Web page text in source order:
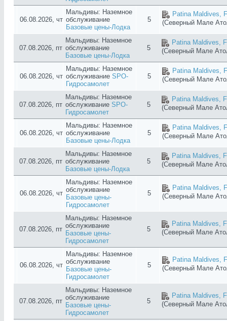
06.08.2026, чт
Мальдивы: Наземное
обслуживание
Базовые цены-Лодка
5
Patina Maldives,
(Северный Мале
07.08.2026, пт
Мальдивы: Наземное
обслуживание
Базовые цены-Лодка
5
Patina Maldives,
(Северный Мале
06.08.2026, чт
Мальдивы: Наземное
обслуживание SPO-
Гидросамолет
5
Patina Maldives,
(Северный Мале
07.08.2026, пт
Мальдивы: Наземное
обслуживание SPO-
Гидросамолет
5
Patina Maldives,
(Северный Мале
06.08.2026, чт
Мальдивы: Наземное
обслуживание
Базовые цены-Лодка
5
Patina Maldives,
(Северный Мале
07.08.2026, пт
Мальдивы: Наземное
обслуживание
Базовые цены-Лодка
5
Patina Maldives,
(Северный Мале
06.08.2026, чт
Мальдивы: Наземное
обслуживание
Базовые цены-
Гидросамолет
5
Patina Maldives,
(Северный Мале
07.08.2026, пт
Мальдивы: Наземное
обслуживание
Базовые цены-
Гидросамолет
5
Patina Maldives,
(Северный Мале
06.08.2026, чт
Мальдивы: Наземное
обслуживание
Базовые цены-
Гидросамолет
5
Patina Maldives,
(Северный Мале
07.08.2026, пт
Мальдивы: Наземное
обслуживание
Базовые цены-
Гидросамолет
5
Patina Maldives,
(Северный Мале